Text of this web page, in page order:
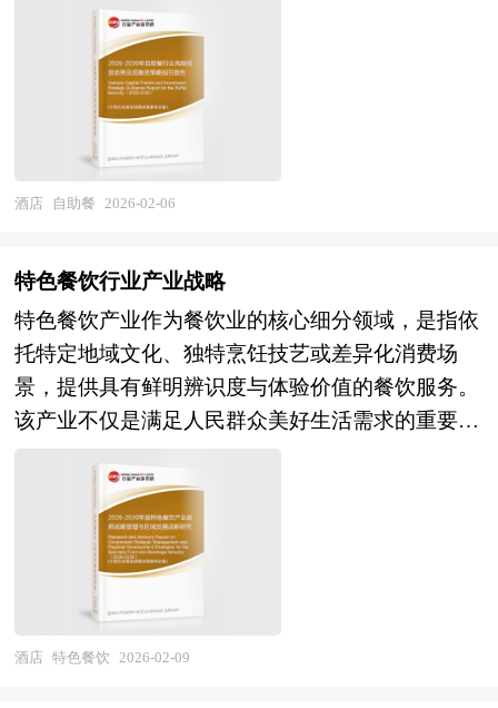
议对策等，是精品酒店行业投资决策者和主管机关
审批的研究性报告。以阐述对精品酒店行业的理论
认识为主要内容，重在精品酒店行业本质及规律性
认识的研究。精品酒店行业研究报告持续提供高价
值服务，是企业了解各行业当前最新发展动向、把
握市场机会、做出正确投资和明确企业发展方向不
咨询公司领衔撰写，在大量周密的市场调研基础
上，主要依据了国家统计局、国家商务部、国家发
改委、国务院发展研究中心、中国精品酒店行业协
会、中研普华产业研究院、全国及海外多种相关报
刊杂志以及专业研究机构公布和提供的大量资料，
对中国国家 “十四五”中后期国民经济和社会运行和
成果进行分析、产业链上下游行业发展状况、行业
供需形势、进出口等进行了深入研究，并重点分析
了中国精品酒店行业发展状况和特点，以及2026
年“十五五”规划期中国精品酒店行业将面临的挑
战、行业的区域发展状况与竞争格局。报告还
对“十五五”时期全球及中国精品酒店行业发展动向
和趋势作了详细分析和预测，并对精品酒店行业进
投资的主要现存问题、相应对策以及新形势下面临
的机遇与挑战和企业的应对策略等。是风险投资公
司、研究机构及商务旅游行业相关企业准确了解目
前商务旅游行业风险投资业发展动态，把握企业定
位和发展方向不可多得的精品。
理权。企业在并购及资产重组活动中会涉及到诸多
专业问题，比如并购目标公司的选定，目标公司资
产估值，并购重组方式的选择、融资方式的选择，
并购成本的控制，并购的法律问题等等，面对这些
问题，企业内部因缺乏专业人才往往难以正确处
理，因而必须委托专业的顾问机构协助。 本报告
由中研普华咨询公司领衔撰写，在大量周密的市场
署、国家发改委、国家商务部、产权式酒店行业相
关协会、中国行业研究网等国家部门、行业协会、
国内外相关报刊杂志发表公布的基础信息以及专业
研究机构公布和提供的大量资料，对我国产权式酒
店行业的发展状况、竞争情况、发展趋势、行业技
店行业兼并重组机会，以及中国产权式酒店行业兼
并重组将面临的挑战。报告还对国内外的产权式酒
店行业兼并重组案例分析，并对产权式酒店行业兼
并重组趋势进行了趋向研判，本报告定期对产权式
酒店行业运行和兼并重组事件进行监测，数据保持
动态更新，是产权式酒店相关企业、科研单位、投
菜、汤品、甜品、饮品等全品类，部分高端自助餐
还会融入现做档口或主题专区。消费者可根据个人
口味、食量及用餐节奏自由挑选菜品，无需遵循传
统点餐的等待流程，且可多次往返取餐，直至用餐
结束。 自助餐的运营模式强调“丰俭由人”与“效率
平衡”：一方面通过提供海量菜品满足不同消费者
求；另一方面通过固定价格机制降低点餐沟通成
商务宴请等场景。其服务流程通常包括入场付费、
领取餐具、自主取餐、用餐及离场结算，部分自助
餐厅会设置限时用餐规则以控制客流。 风险投资
是在创业企业发展初期投入风险资本，待其发育相
对成熟后，通过市场退出机制将所投入的资本由股
权形态转化为资金形态，以收回投资，取得高额风
险收益。全球风险资本市场已进入新一轮快速发展
的周期。除了成熟投资热点地区外，包括中国和印
度、英国等新兴热点地区的风险投资市场发展快速
升温。中国的风险投资起步于20世纪80年代，在市
场经济的大潮中，中国的风险投资事业已经有了较
酒店 自助餐 2026-02-06
特色餐饮行业产业战略
特色餐饮产业作为餐饮业的核心细分领域，是指依
托特定地域文化、独特烹饪技艺或差异化消费场
景，提供具有鲜明辨识度与体验价值的餐饮服务。
该产业不仅是满足人民群众美好生活需求的重要载
区域经济发展的关键引擎。在消费升级与文化自信
的双重驱动下，特色餐饮正经历从“味觉经
济”向“体验经济”的深刻转型，其发展质量直接关
系到城市商业活力与区域品牌形象。 区域产业规
划是地方经济发展战略的核心内容，是各级政府部
门发展相关产业的“路线图”，对于区域发展规划来
酒店 特色餐饮 2026-02-09